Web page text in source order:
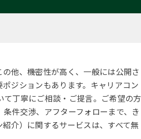
他、機密性が高く、一般には公開さ
ジションもあります。キャリアコン
丁寧にご相談・ご提言。ご希望の方
件交渉、アフターフォローまで、き
介）に関するサービスは、すべて無